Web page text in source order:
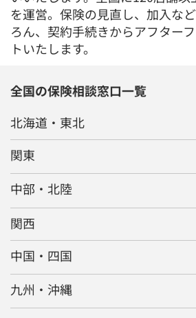
を運営。保険の見直し、加入な
ろん、契約手続きからアフター
トいたします。
全国の保険相談窓口一覧
北海道・東北
関東
中部・北陸
関西
中国・四国
九州・沖縄